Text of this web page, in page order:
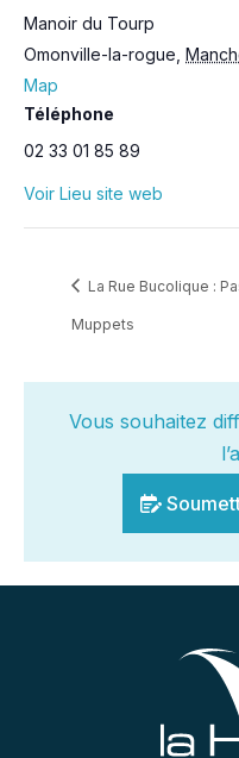
Manoir du Tourp
Omonville-la-rogue
Map
Téléphone
02 33 01 85 89
Voir Lieu site web
La Rue Bucolique :
Muppets
Vous souhaitez